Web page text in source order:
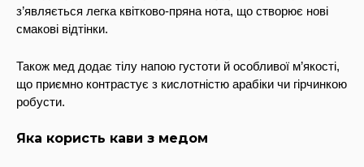
з’являється легка квітково-пряна нота, що створює нові
смакові відтінки.
Також мед додає тілу напою густоти й особливої м’якості,
що приємно контрастує з кислотністю арабіки чи гірчинкою
робусти.
Яка користь кави з медом